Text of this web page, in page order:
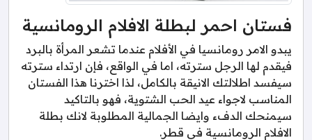
فستان احمر لبطلة الافلام الرومانسية
يبدو الامر رومانسيا في الأفلام عندما تشعر المرأة بالبرد
فيقدم لها الرجل سترته، اما في الواقع، فإن ارتداء سترته
سيفسد اطلالتك الانيقة بالكامل، لذا اخترنا هذا الفستان
المناسب لاجواء عيد الحب الشتوية، فهو بالتاكيد
سيمنحك الدفء وايضا الجمالية المطلوبة لانك بطلة
الافلام الرومانسية في قطر.